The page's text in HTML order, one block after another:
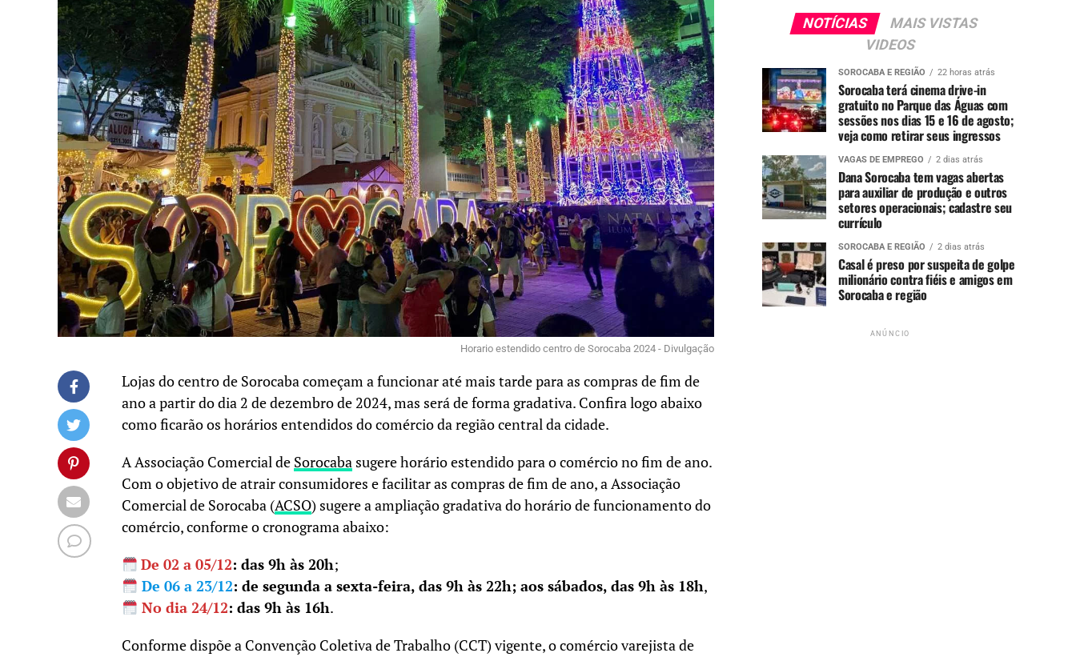
Horario estendido centro de Sorocaba 2024 - Divulgação
Lojas do centro de Sorocaba começam a funcionar até mais tarde para as compras de fim de
ano a partir do dia 2 de dezembro de 2024, mas será de forma gradativa. Confira logo abaixo
como ficarão os horários entendidos do comércio da região central da cidade.
A Associação Comercial de Sorocaba sugere horário estendido para o comércio no fim de ano.
Com o objetivo de atrair consumidores e facilitar as compras de fim de ano, a Associação
Comercial de Sorocaba (ACSO) sugere a ampliação gradativa do horário de funcionamento do
comércio, conforme o cronograma abaixo:
De 02 a 05/12: das 9h às 20h;
De 06 a 23/12: de segunda a sexta-feira, das 9h às 22h; aos sábados, das 9h às 18h,
No dia 24/12: das 9h às 16h.
Conforme dispõe a Convenção Coletiva de Trabalho (CCT) vigente, o comércio varejista de
NOTÍCIAS
MAIS VISTAS
VIDEOS
SOROCABA E REGIÃO 22 horas atrás
Sorocaba terá cinema drive-in
gratuito no Parque das Águas com
sessões nos dias 15 e 16 de agosto;
veja como retirar seus ingressos
VAGAS DE EMPREGO 2 dias atrás
Dana Sorocaba tem vagas abertas
para auxiliar de produção e outros
setores operacionais; cadastre seu
currículo
SOROCABA E REGIÃO 2 dias atrás
Casal é preso por suspeita de golpe
milionário contra fiéis e amigos em
Sorocaba e região
ANÚNCIO